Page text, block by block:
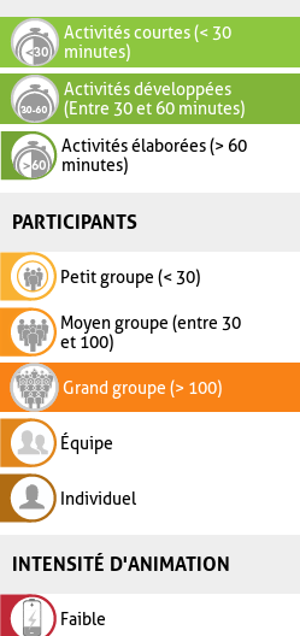
Activités courtes (< 30
minutes)
Activités développées
(Entre 30 et 60 minutes)
Activités élaborées (> 60
minutes)
PARTICIPANTS
Petit groupe (< 30)
Moyen groupe (entre 30
et 100)
Grand groupe (> 100)
Équipe
Individuel
INTENSITÉ D'ANIMATION
Faible